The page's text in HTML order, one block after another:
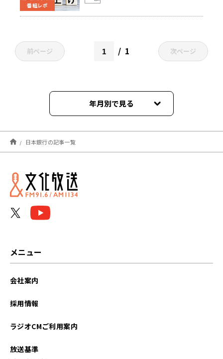
番組レポ
前ページ 1 次ページ
年月別で見る
2025年03月
2024年08月
2024年07月
日本銀行の記事一覧
メニュー
会社案内
採用情報
ラジオCMご利用案内
放送基準